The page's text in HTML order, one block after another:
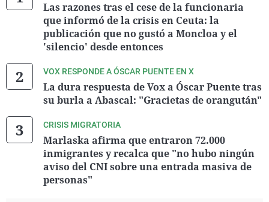
Las razones tras el cese de la funcionaria
que informó de la crisis en Ceuta: la
publicación que no gustó a Moncloa y el
'silencio' desde entonces
VOX RESPONDE A ÓSCAR PUENTE EN X
La dura respuesta de Vox a Óscar Puente tras
su burla a Abascal: "Gracietas de orangután"
CRISIS MIGRATORIA
Marlaska afirma que entraron 72.000
inmigrantes y recalca que "no hubo ningún
aviso del CNI sobre una entrada masiva de
personas"